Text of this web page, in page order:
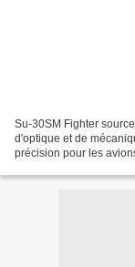
Su-30SM Fighter
d'optique et de
précision pour les